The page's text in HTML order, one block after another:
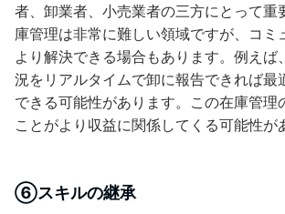
者、卸業者、小売業者の三方にとって重
庫管理は非常に難しい領域ですが、コミ
より解決できる場合もあります。例えば
況をリアルタイムで卸に報告できれば最
できる可能性があります。この在庫管理
ことがより収益に関係してくる可能性が
⑥スキルの継承